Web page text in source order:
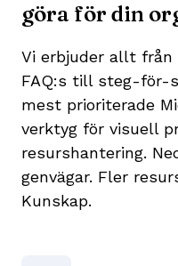
göra för din
Vi erbjuder allt från
FAQ:s till steg-för-
mest prioriterade
verktyg för visuell
resurshantering.
genvägar. Fler
Kunskap.